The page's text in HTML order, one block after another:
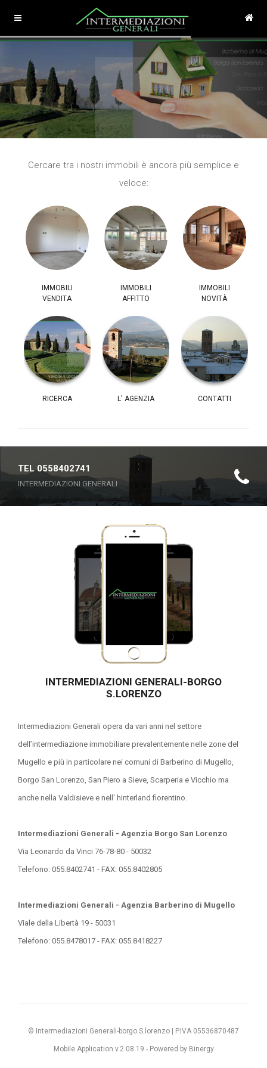
Cercare tra i nostri immobili è ancora più semplice e
veloce:
IMMOBILI
VENDITA
IMMOBILI
AFFITTO
IMMOBILI
NOVITÀ
RICERCA L' AGENZIA CONTATTI
TEL 0558402741
INTERMEDIAZIONI GENERALI
INTERMEDIAZIONI GENERALI-BORGO
S.LORENZO
Intermediazioni Generali opera da vari anni nel settore
dell’intermediazione immobiliare prevalentemente nelle zone del
Mugello e più in particolare nei comuni di Barberino di Mugello,
Borgo San Lorenzo, San Piero a Sieve, Scarperia e Vicchio ma
anche nella Valdisieve e nell' hinterland fiorentino.
Intermediazioni Generali - Agenzia Borgo San Lorenzo
Via Leonardo da Vinci 76-78-80 - 50032
Telefono: 055.8402741 - FAX: 055.8402805
Intermediazioni Generali - Agenzia Barberino di Mugello
Viale della Libertà 19 - 50031
Telefono: 055.8478017 - FAX: 055.8418227
© Intermediazioni Generali-borgo S.lorenzo | P.IVA 05536870487
Mobile Application v.2.08.19 - Powered by Binergy